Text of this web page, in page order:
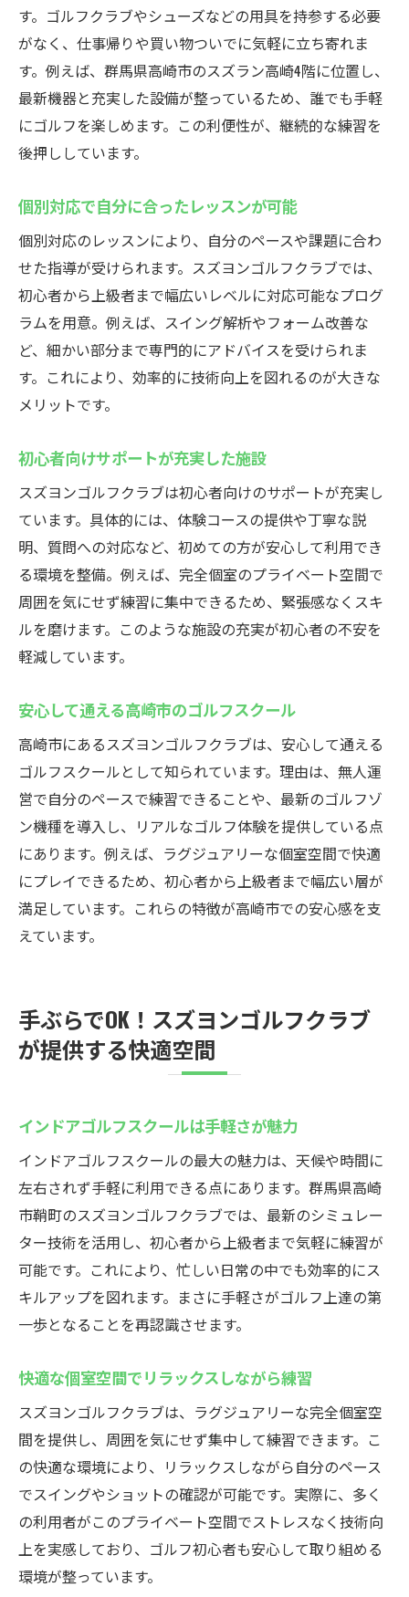
す。ゴルフクラブやシューズなどの用具を持参する必要
がなく、仕事帰りや買い物ついでに気軽に立ち寄れま
す。例えば、群馬県高崎市のスズラン高崎4階に位置し、
最新機器と充実した設備が整っているため、誰でも手軽
にゴルフを楽しめます。この利便性が、継続的な練習を
後押ししています。
個別対応で自分に合ったレッスンが可能
個別対応のレッスンにより、自分のペースや課題に合わ
せた指導が受けられます。スズヨンゴルフクラブでは、
初心者から上級者まで幅広いレベルに対応可能なプログ
ラムを用意。例えば、スイング解析やフォーム改善な
ど、細かい部分まで専門的にアドバイスを受けられま
す。これにより、効率的に技術向上を図れるのが大きな
メリットです。
初心者向けサポートが充実した施設
スズヨンゴルフクラブは初心者向けのサポートが充実し
ています。具体的には、体験コースの提供や丁寧な説
明、質問への対応など、初めての方が安心して利用でき
る環境を整備。例えば、完全個室のプライベート空間で
周囲を気にせず練習に集中できるため、緊張感なくスキ
ルを磨けます。このような施設の充実が初心者の不安を
軽減しています。
安心して通える高崎市のゴルフスクール
高崎市にあるスズヨンゴルフクラブは、安心して通える
ゴルフスクールとして知られています。理由は、無人運
営で自分のペースで練習できることや、最新のゴルフゾ
ン機種を導入し、リアルなゴルフ体験を提供している点
にあります。例えば、ラグジュアリーな個室空間で快適
にプレイできるため、初心者から上級者まで幅広い層が
満足しています。これらの特徴が高崎市での安心感を支
えています。
手ぶらでOK！スズヨンゴルフクラブ
が提供する快適空間
インドアゴルフスクールは手軽さが魅力
インドアゴルフスクールの最大の魅力は、天候や時間に
左右されず手軽に利用できる点にあります。群馬県高崎
市鞘町のスズヨンゴルフクラブでは、最新のシミュレー
ター技術を活用し、初心者から上級者まで気軽に練習が
可能です。これにより、忙しい日常の中でも効率的にス
キルアップを図れます。まさに手軽さがゴルフ上達の第
一歩となることを再認識させます。
快適な個室空間でリラックスしながら練習
スズヨンゴルフクラブは、ラグジュアリーな完全個室空
間を提供し、周囲を気にせず集中して練習できます。こ
の快適な環境により、リラックスしながら自分のペース
でスイングやショットの確認が可能です。実際に、多く
の利用者がこのプライベート空間でストレスなく技術向
上を実感しており、ゴルフ初心者も安心して取り組める
環境が整っています。